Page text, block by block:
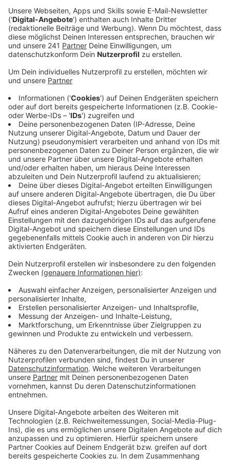
"Wenn ich live singe, dann schmettere ich die Songs
förmlich heraus – es gibt da eine gewisse
Verletzlichkeit, die auf dem Weg ins Radio manchmal
komprimiert wird oder verloren geht", erzählt Natasha
Bedingfield. "Ich habe es schon immer geliebt,
Popsongs zu schreiben, aber für diese Platte wollte
ich sie auf eine Art und Weise schreiben, die der Live
Erfahrung wirklich gleichkommt." Gesagt, getan. Sie
hat sich aber nicht alleine dran gemacht neue Songs
zu schreiben. Mit im Boot saß Linda Perry. Die hat
schon mit Christina Aguilera, P!nk und Alicia
Keys zusammen gearbeitet. Das Ergebnis ihrer Arbeit
ist unter anderem die neue Single "Everybody Come
Together" über die wir unter anderem mit ihr
gesprochen haben.
Anzeige
Wir benötigen Ihre
Zustimmung, um den YouTube
Video-Service zu laden!
Wir verwenden einen Service eines
Drittanbieters, um Videoinhalte
einzubetten. Dieser Service kann
Daten zu Ihren Aktivitäten
sammeln. Bitte lesen Sie die
Details durch und stimmen Sie der
Video anzusehen.
Mehr Informationen
Natasha Bedingfield - Everybody Come Together